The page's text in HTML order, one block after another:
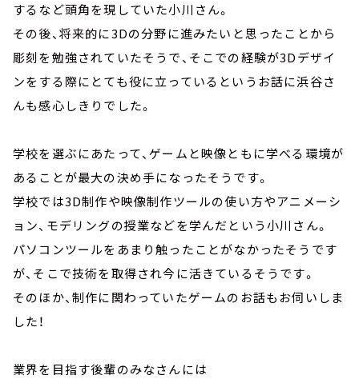
するなど頭角を現していた小川さん。
その後、将来的に3Dの分野に進みたいと思ったことから
彫刻を勉強されていたそうで、そこでの経験が3Dデザイ
ンをする際にとても役に立っているというお話に浜谷さ
んも感心しきりでした。
学校を選ぶにあたって、ゲームと映像ともに学べる環境が
あることが最大の決め手になったそうです。
学校では3D制作や映像制作ツールの使い方やアニメーシ
ョン、モデリングの授業などを学んだという小川さん。
パソコンツールをあまり触ったことがなかったそうです
が、そこで技術を取得され今に活きているそうです。
そのほか、制作に関わっていたゲームのお話もお伺いしま
した！
業界を目指す後輩のみなさんには